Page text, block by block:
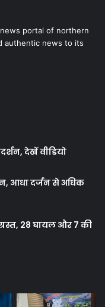
portal of northern
authentic news to its
देखें वीडियो
आधा दर्जन से अधिक
28 घायल और 7 की